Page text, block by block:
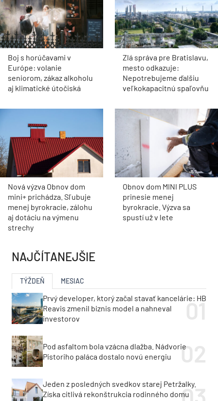
Boj s horúčavami v
Európe: volanie
seniorom, zákaz alkoholu
aj klimatické útočiská
Zlá správa pre Bratislavu,
mesto odkazuje:
Nepotrebujeme ďalšiu
veľkokapacitnú spaľovňu
Nová výzva Obnov dom
mini+ prichádza. Sľubuje
menej byrokracie, zálohu
aj dotáciu na výmenu
strechy
Obnov dom MINI PLUS
prinesie menej
byrokracie. Výzva sa
spustí už v lete
NAJČÍTANEJŠIE
TÝŽDEŇ MESIAC
Prvý developer, ktorý začal stavať kancelárie: HB
Reavis zmenil biznis model a nahneval
investorov
Pod asfaltom bola vzácna dlažba. Nádvorie
Pistoriho paláca dostalo novú energiu
Jeden z posledných svedkov starej Petržalky.
Získa citlivá rekonštrukcia rodinného domu